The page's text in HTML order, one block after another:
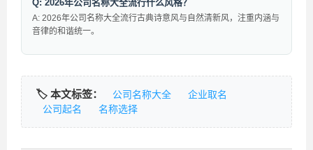
Q: 2026年公司名称大全流行什么风格？
A: 2026年公司名称大全流行古典诗意风与自然清新风，注重内涵与
音律的和谐统一。
🏷️ 本文标签： 公司名称大全
企业取名
公司起名
名称选择